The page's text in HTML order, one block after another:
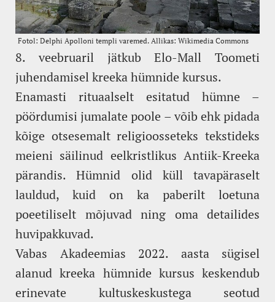
8. veebruaril jätkub Elo-Mall Toometi
juhendamisel kreeka hümnide kursus.
Enamasti rituaalselt esitatud hümne –
pöördumisi jumalate poole – võib ehk pidada
kõige otsesemalt religioosseteks tekstideks
meieni säilinud eelkristlikus Antiik-Kreeka
pärandis. Hümnid olid küll tavapäraselt
lauldud, kuid on ka paberilt loetuna
poeetiliselt mõjuvad ning oma detailides
huvipakkuvad.
Vabas Akadeemias 2022. aasta sügisel
alanud kreeka hümnide kursus keskendub
erinevate kultuskeskustega seotud